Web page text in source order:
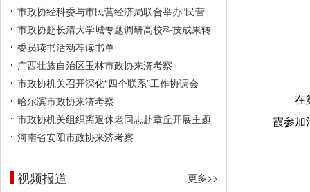
市政协经科委与市民营经济局联合举办“民营
市政协赴长清大学城专题调研高校科技成果转
委员读书活动荐读书单
广西壮族自治区玉林市政协来济考察
市政协机关召开深化“四个联系”工作协调会
哈尔滨市政协来济考察
市政协机关组织离退休老同志赴章丘开展主题
河南省安阳市政协来济考察
视频报道 更多>>
在
霞参加